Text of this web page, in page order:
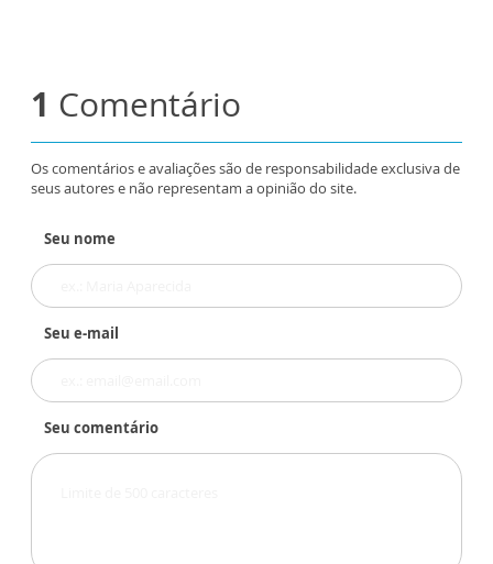
1 Comentário
Os comentários e avaliações são de responsabilidade exclusiva de
seus autores e não representam a opinião do site.
Seu nome
Seu e-mail
Seu comentário